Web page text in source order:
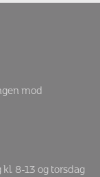
mod
8-13 og torsdag